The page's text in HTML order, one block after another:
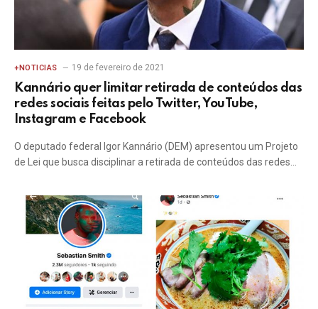
+NOTICIAS 19 de fevereiro de 2021
Kannário quer limitar retirada de conteúdos das
redes sociais feitas pelo Twitter, YouTube,
Instagram e Facebook
O deputado federal Igor Kannário (DEM) apresentou um Projeto
de Lei que busca disciplinar a retirada de conteúdos das redes…